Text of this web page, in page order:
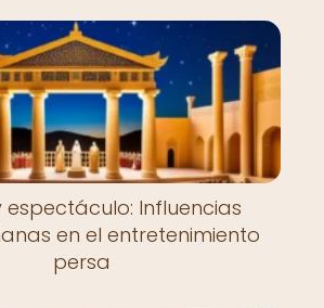
espectáculo: Influencias
en el entretenimiento
persa